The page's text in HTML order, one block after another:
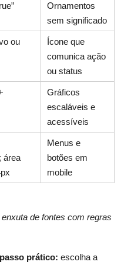
Ornamentos
sem significado
ou
Ícone que
comunica ação
ou status
Gráficos
escaláveis e
acessíveis
área
Menus e
botões em
mobile
de fontes com regras
prático: escolha a